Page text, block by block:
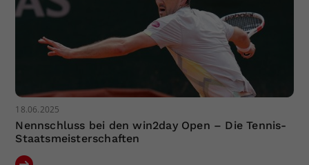
18.06.2025
Nennschluss bei den win2day Open – Die Tennis-
Staatsmeisterschaften